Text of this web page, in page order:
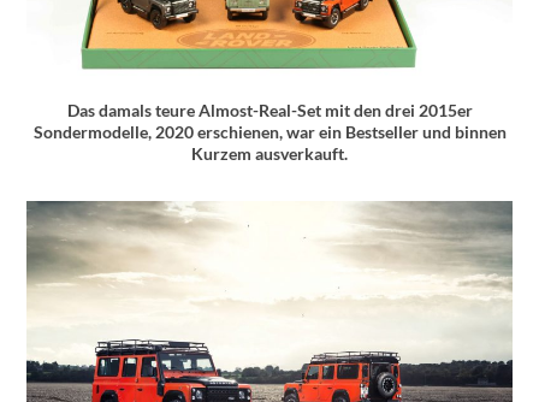
Das damals teure Almost-Real-Set mit den drei 2015er
Sondermodelle, 2020 erschienen, war ein Bestseller und binnen
Kurzem ausverkauft.